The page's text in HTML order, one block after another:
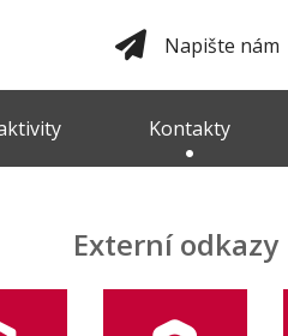
Napište nám
Kontakty
Externí odkazy